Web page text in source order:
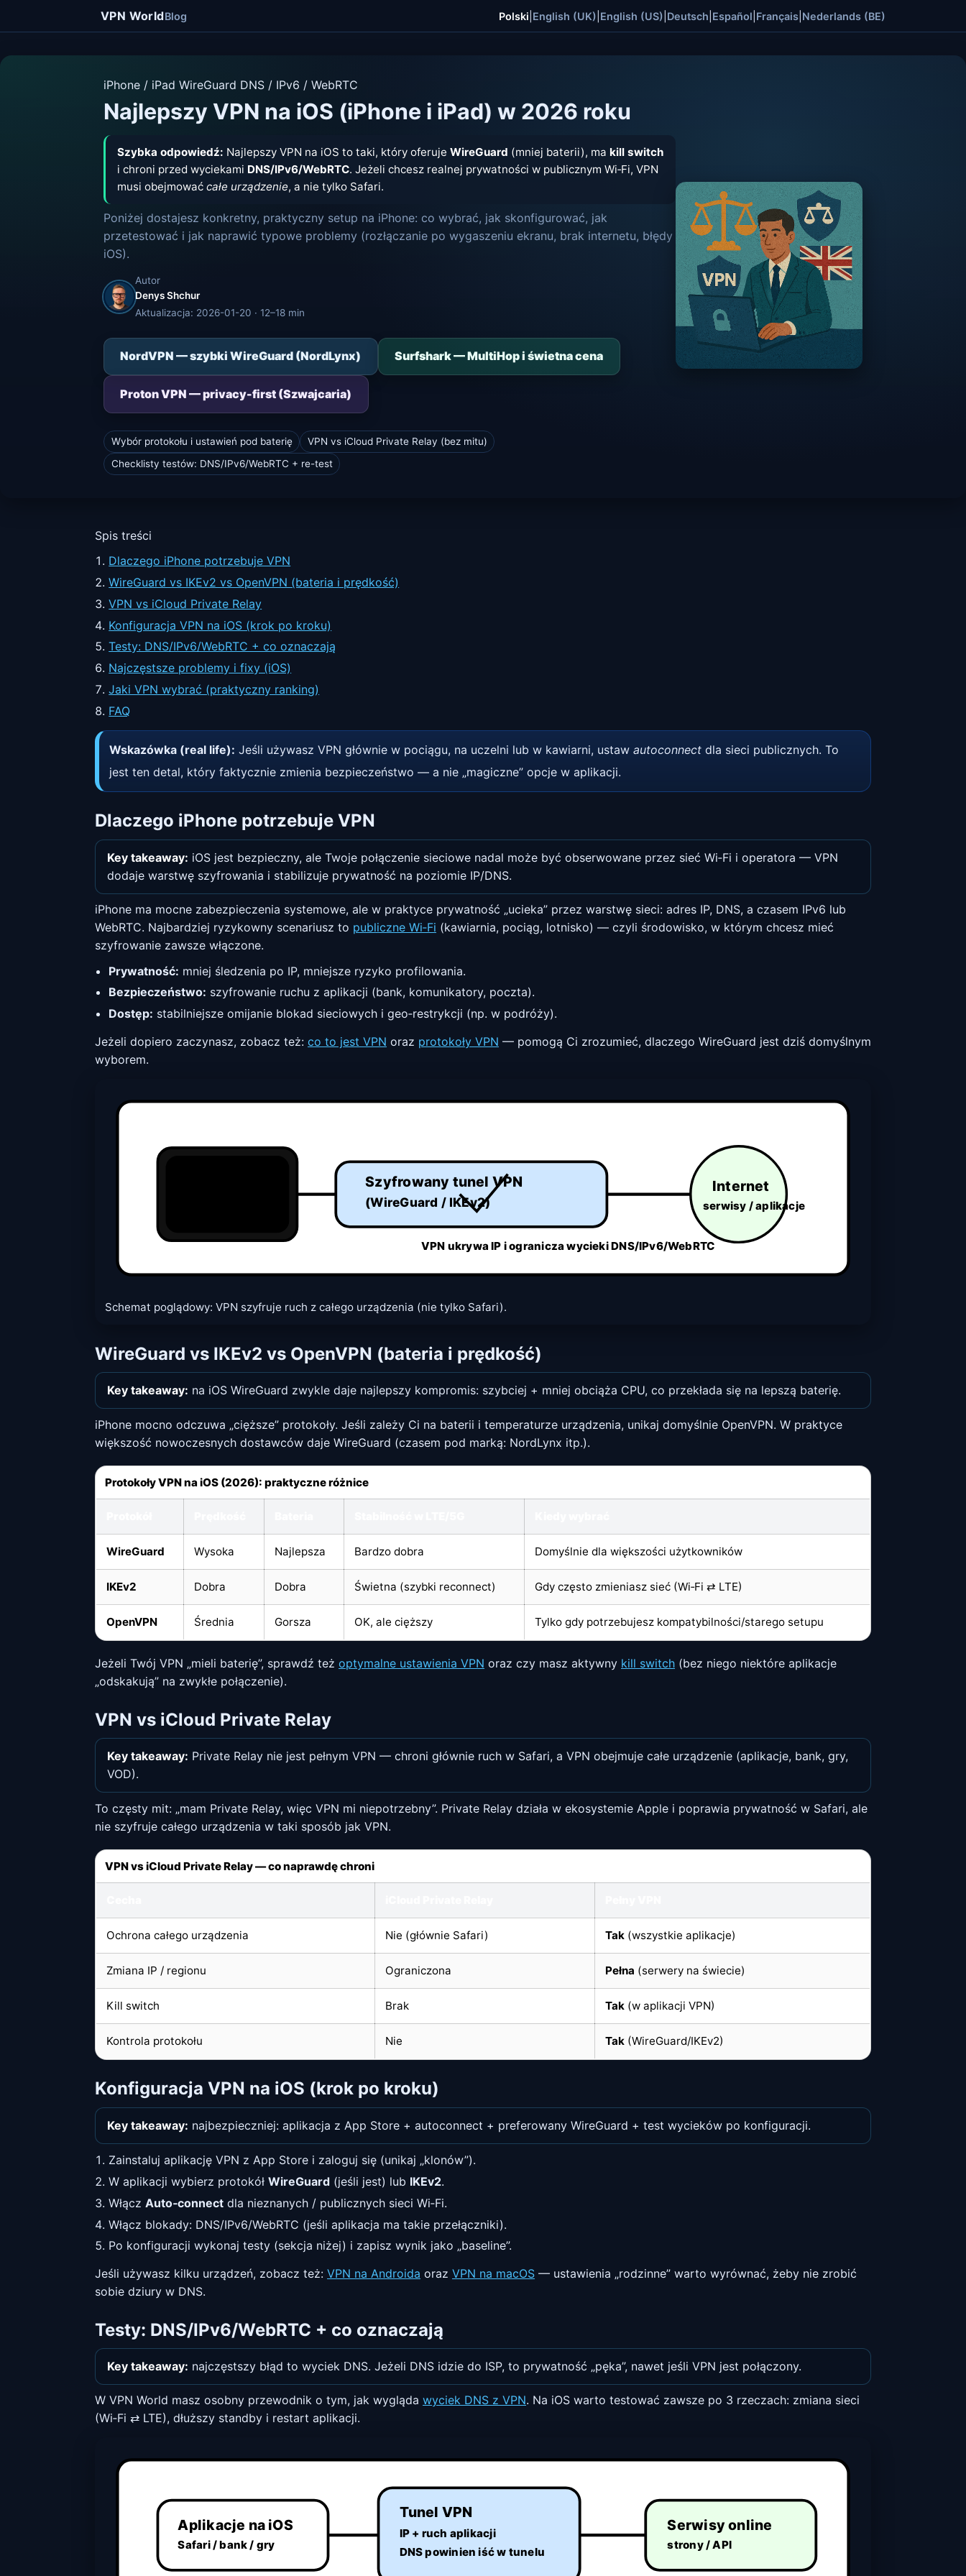
VPN WorldBlog Polski English (UK) English (US) Deutsch Español Français Nederlands (BE)
iPhone / iPad WireGuard DNS / IPv6 / WebRTC
Najlepszy VPN na iOS (iPhone i iPad) w 2026 roku
Szybka odpowiedź: Najlepszy VPN na iOS to taki, który oferuje WireGuard (mniej baterii), ma kill switch
i chroni przed wyciekami DNS/IPv6/WebRTC. Jeżeli chcesz realnej prywatności w publicznym Wi‑Fi, VPN
musi obejmować całe urządzenie, a nie tylko Safari.
Poniżej dostajesz konkretny, praktyczny setup na iPhone: co wybrać, jak skonfigurować, jak
przetestować i jak naprawić typowe problemy (rozłączanie po wygaszeniu ekranu, brak internetu, błędy
iOS).
Autor
Denys Shchur
Aktualizacja: 2026-01-20 · 12–18 min
NordVPN — szybki WireGuard (NordLynx) Surfshark — MultiHop i świetna cena
Proton VPN — privacy-first (Szwajcaria)
Wybór protokołu i ustawień pod baterię
VPN vs iCloud Private Relay (bez mitu)
Checklisty testów: DNS/IPv6/WebRTC + re-test
Spis treści
Dlaczego iPhone potrzebuje VPN
WireGuard vs IKEv2 vs OpenVPN (bateria i prędkość)
VPN vs iCloud Private Relay
Konfiguracja VPN na iOS (krok po kroku)
Testy: DNS/IPv6/WebRTC + co oznaczają
Najczęstsze problemy i fixy (iOS)
Jaki VPN wybrać (praktyczny ranking)
FAQ
Wskazówka (real life): Jeśli używasz VPN głównie w pociągu, na uczelni lub w kawiarni, ustaw autoconnect dla sieci publicznych. To
jest ten detal, który faktycznie zmienia bezpieczeństwo — a nie „magiczne” opcje w aplikacji.
Dlaczego iPhone potrzebuje VPN
Key takeaway: iOS jest bezpieczny, ale Twoje połączenie sieciowe nadal może być obserwowane przez sieć Wi‑Fi i operatora — VPN
dodaje warstwę szyfrowania i stabilizuje prywatność na poziomie IP/DNS.
iPhone ma mocne zabezpieczenia systemowe, ale w praktyce prywatność „ucieka” przez warstwę sieci: adres IP, DNS, a czasem IPv6 lub
WebRTC. Najbardziej ryzykowny scenariusz to publiczne Wi‑Fi (kawiarnia, pociąg, lotnisko) — czyli środowisko, w którym chcesz mieć
szyfrowanie zawsze włączone.
Prywatność: mniej śledzenia po IP, mniejsze ryzyko profilowania.
Bezpieczeństwo: szyfrowanie ruchu z aplikacji (bank, komunikatory, poczta).
Dostęp: stabilniejsze omijanie blokad sieciowych i geo‑restrykcji (np. w podróży).
Jeżeli dopiero zaczynasz, zobacz też: co to jest VPN oraz protokoły VPN — pomogą Ci zrozumieć, dlaczego WireGuard jest dziś domyślnym
wyborem.
Szyfrowany tunel VPN
(WireGuard / IKEv2)
Internet
serwisy / aplikacje
VPN ukrywa IP i ogranicza wycieki DNS/IPv6/WebRTC
Schemat poglądowy: VPN szyfruje ruch z całego urządzenia (nie tylko Safari).
WireGuard vs IKEv2 vs OpenVPN (bateria i prędkość)
Key takeaway: na iOS WireGuard zwykle daje najlepszy kompromis: szybciej + mniej obciąża CPU, co przekłada się na lepszą baterię.
iPhone mocno odczuwa „cięższe” protokoły. Jeśli zależy Ci na baterii i temperaturze urządzenia, unikaj domyślnie OpenVPN. W praktyce
większość nowoczesnych dostawców daje WireGuard (czasem pod marką: NordLynx itp.).
Protokoły VPN na iOS (2026): praktyczne różnice
WireGuard Wysoka Najlepsza Bardzo dobra Domyślnie dla większości użytkowników
IKEv2 Dobra Dobra Świetna (szybki reconnect) Gdy często zmieniasz sieć (Wi‑Fi ⇄ LTE)
OpenVPN Średnia Gorsza OK, ale cięższy Tylko gdy potrzebujesz kompatybilności/starego setupu
Jeżeli Twój VPN „mieli baterię”, sprawdź też optymalne ustawienia VPN oraz czy masz aktywny kill switch (bez niego niektóre aplikacje
„odskakują” na zwykłe połączenie).
VPN vs iCloud Private Relay
Key takeaway: Private Relay nie jest pełnym VPN — chroni głównie ruch w Safari, a VPN obejmuje całe urządzenie (aplikacje, bank, gry,
VOD).
To częsty mit: „mam Private Relay, więc VPN mi niepotrzebny”. Private Relay działa w ekosystemie Apple i poprawia prywatność w Safari, ale
nie szyfruje całego urządzenia w taki sposób jak VPN.
VPN vs iCloud Private Relay — co naprawdę chroni
Ochrona całego urządzenia Nie (głównie Safari) Tak(wszystkie aplikacje)
Zmiana IP / regionu Ograniczona Pełna (serwery na świecie)
Kill switch Brak Tak(w aplikacji VPN)
Kontrola protokołu Nie Tak(WireGuard/IKEv2)
Konfiguracja VPN na iOS (krok po kroku)
Key takeaway: najbezpieczniej: aplikacja z App Store + autoconnect + preferowany WireGuard + test wycieków po konfiguracji.
Zainstaluj aplikację VPN z App Store i zaloguj się (unikaj „klonów”).
W aplikacji wybierz protokółWireGuard (jeśli jest) lub IKEv2.
WłączAuto‑connect dla nieznanych / publicznych sieci Wi‑Fi.
Włącz blokady: DNS/IPv6/WebRTC (jeśli aplikacja ma takie przełączniki).
Po konfiguracji wykonaj testy (sekcja niżej) i zapisz wynik jako „baseline”.
Jeśli używasz kilku urządzeń, zobacz też: VPN na Androida oraz VPN na macOS — ustawienia „rodzinne” warto wyrównać, żeby nie zrobić
sobie dziury w DNS.
Testy: DNS/IPv6/WebRTC + co oznaczają
Key takeaway: najczęstszy błąd to wyciek DNS. Jeżeli DNS idzie do ISP, to prywatność „pęka”, nawet jeśli VPN jest połączony.
W VPN World masz osobny przewodnik o tym, jak wygląda wyciek DNS z VPN. Na iOS warto testować zawsze po 3 rzeczach: zmiana sieci
(Wi‑Fi ⇄ LTE), dłuższy standby i restart aplikacji.
Aplikacje na iOS
Safari / bank / gry
Tunel VPN
IP + ruch aplikacji
DNS powinien iść w tunelu
Serwisy online
strony / API